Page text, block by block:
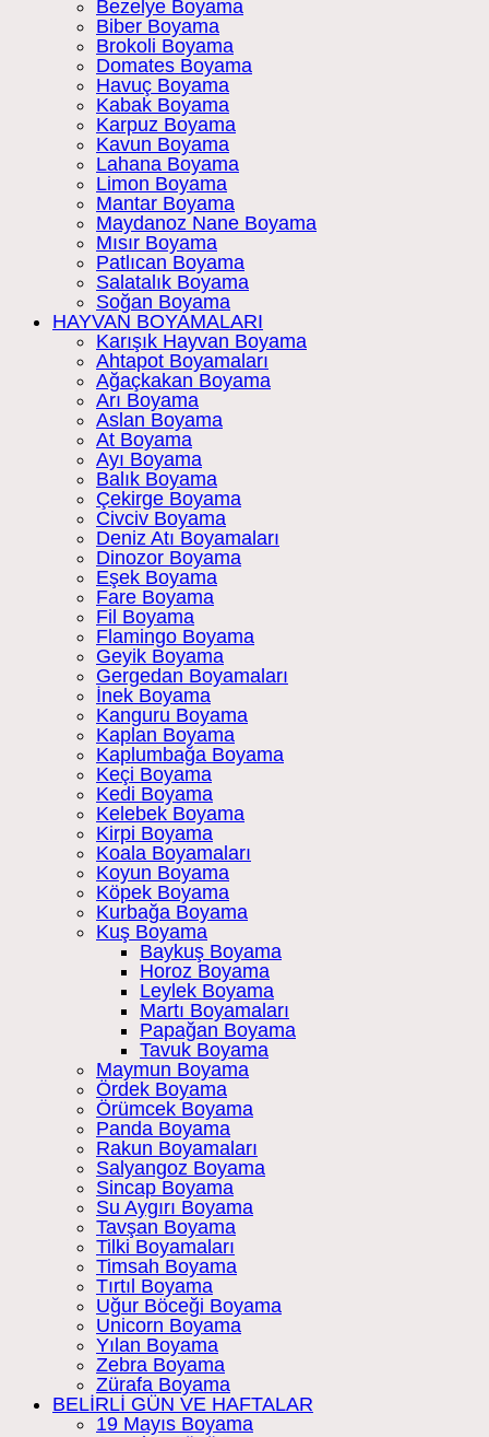
Bezelye Boyama
Biber Boyama
Brokoli Boyama
Domates Boyama
Havuç Boyama
Kabak Boyama
Karpuz Boyama
Kavun Boyama
Lahana Boyama
Limon Boyama
Mantar Boyama
Maydanoz Nane Boyama
Mısır Boyama
Patlıcan Boyama
Salatalık Boyama
Soğan Boyama
HAYVAN BOYAMALARI
Karışık Hayvan Boyama
Ahtapot Boyamaları
Ağaçkakan Boyama
Arı Boyama
Aslan Boyama
At Boyama
Ayı Boyama
Balık Boyama
Çekirge Boyama
Civciv Boyama
Deniz Atı Boyamaları
Dinozor Boyama
Eşek Boyama
Fare Boyama
Fil Boyama
Flamingo Boyama
Geyik Boyama
Gergedan Boyamaları
İnek Boyama
Kanguru Boyama
Kaplan Boyama
Kaplumbağa Boyama
Keçi Boyama
Kedi Boyama
Kelebek Boyama
Kirpi Boyama
Koala Boyamaları
Koyun Boyama
Köpek Boyama
Kurbağa Boyama
Kuş Boyama
Baykuş Boyama
Horoz Boyama
Leylek Boyama
Martı Boyamaları
Papağan Boyama
Tavuk Boyama
Maymun Boyama
Ördek Boyama
Örümcek Boyama
Panda Boyama
Rakun Boyamaları
Salyangoz Boyama
Sincap Boyama
Su Aygırı Boyama
Tavşan Boyama
Tilki Boyamaları
Timsah Boyama
Tırtıl Boyama
Uğur Böceği Boyama
Unicorn Boyama
Yılan Boyama
Zebra Boyama
Zürafa Boyama
BELİRLİ GÜN VE HAFTALAR
19 Mayıs Boyama